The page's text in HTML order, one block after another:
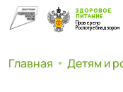
ЗДОРОВОЕ
ПИТАНИЕ
Проверено
Роспотребнадзором
Главная Детям и